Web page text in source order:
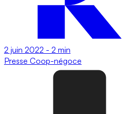
2 juin 2022 - 2 min
Presse Coop-négoce